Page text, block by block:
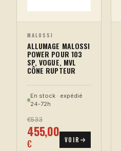
MALOSSI
ALLUMAGE MALOSSI
POWER POUR 103
SP, VOGUE, MVL
CÔNE RUPTEUR
En stock · expédié
24-72h
€533
455,00
€ VOIR